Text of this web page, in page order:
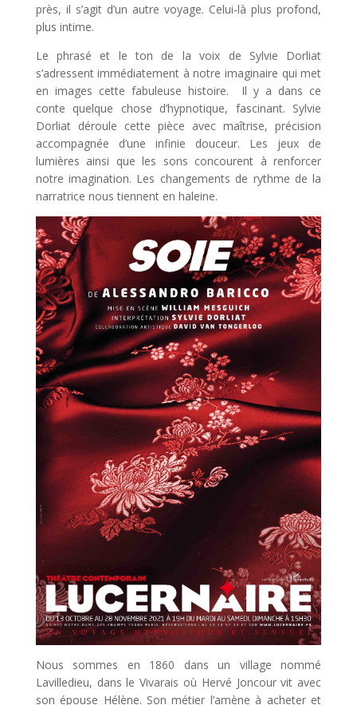
près, il s’agit d’un autre voyage. Celui-là plus profond,
plus intime.
Le phrasé et le ton de la voix de Sylvie Dorliat
s’adressent immédiatement à notre imaginaire qui met
en images cette fabuleuse histoire. Il y a dans ce
conte quelque chose d’hypnotique, fascinant. Sylvie
Dorliat déroule cette pièce avec maîtrise, précision
accompagnée d’une infinie douceur. Les jeux de
lumières ainsi que les sons concourent à renforcer
notre imagination. Les changements de rythme de la
narratrice nous tiennent en haleine.
Nous sommes en 1860 dans un village nommé
Lavilledieu, dans le Vivarais où Hervé Joncour vit avec
son épouse Hélène. Son métier l’amène à acheter et